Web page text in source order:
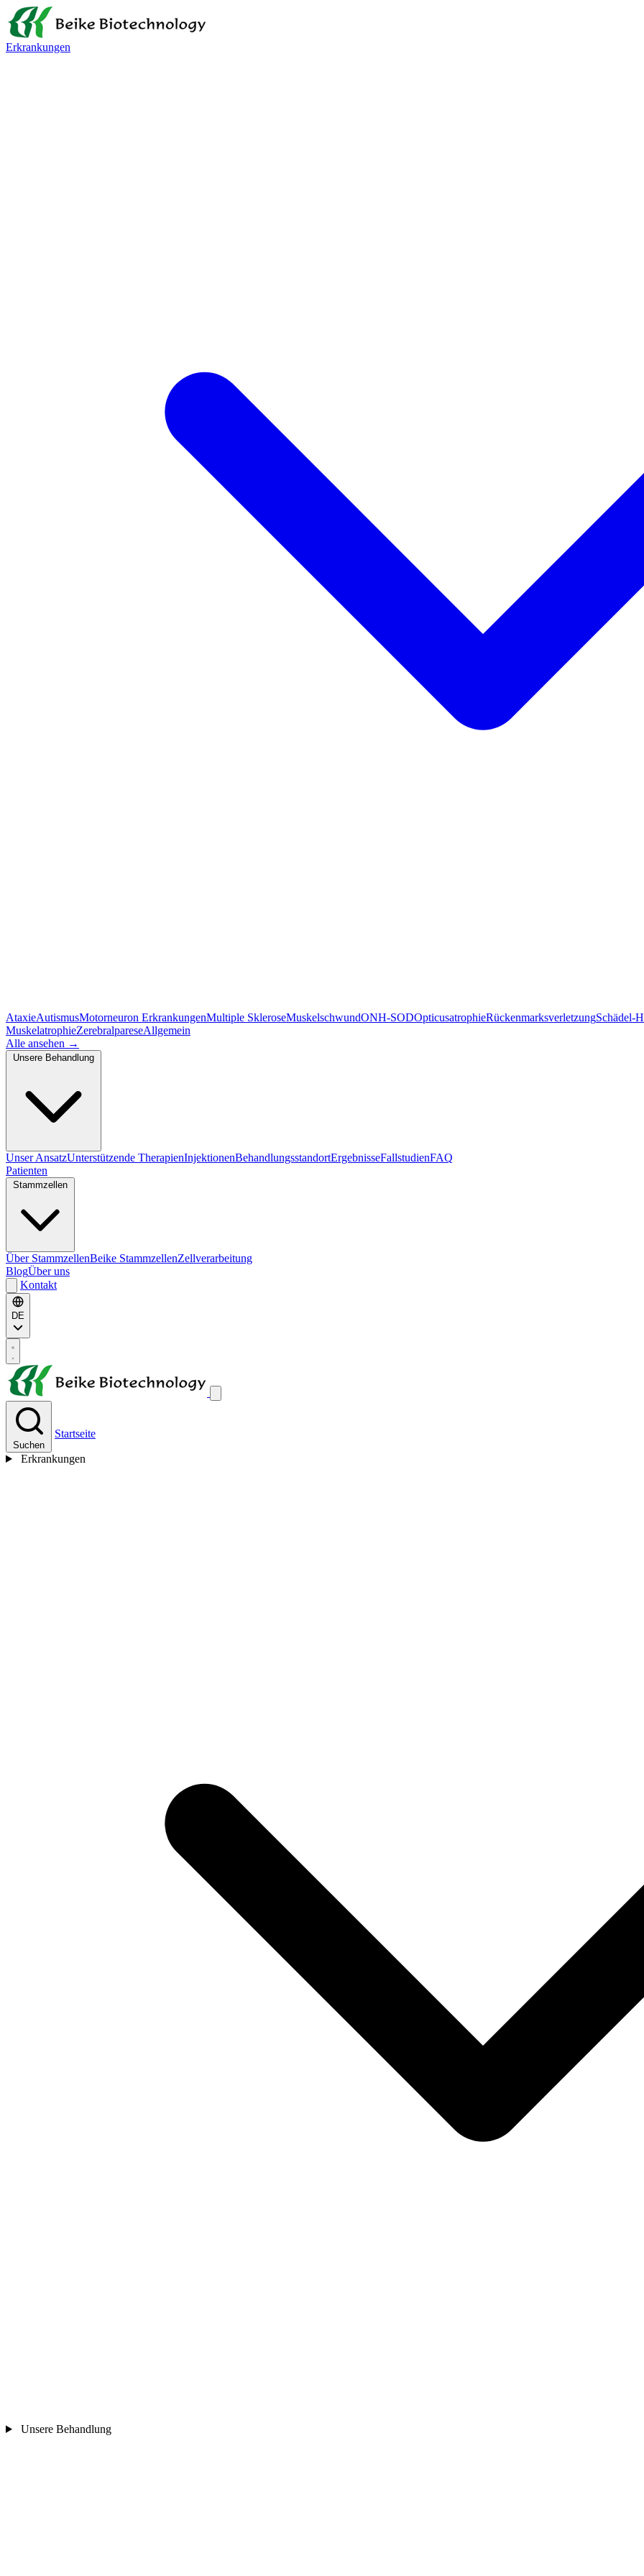
Erkrankungen
AtaxieAutismusMotorneuron ErkrankungenMultiple SkleroseMuskelschwundONH-SODOpticusatrophieRückenmarksverletzungSchädel-
MuskelatrophieZerebralpareseAllgemein
Alle ansehen →
Unser AnsatzUnterstützende TherapienInjektionenBehandlungsstandortErgebnisseFallstudienFAQ
Patienten
Über StammzellenBeike StammzellenZellverarbeitung
BlogÜber uns
Kontakt
DE
Suchen
Startseite
Erkrankungen
Unsere Behandlung